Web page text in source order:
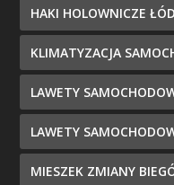
HAKI HOLOWNICZE
KLIMATYZACJA
LAWETY
LAWETY
MIESZEK ZMIANY